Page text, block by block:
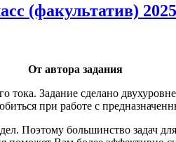
(факультатив) 2025
От автора задания
тока. Задание сделано
при работе с
Поэтому большинство задач